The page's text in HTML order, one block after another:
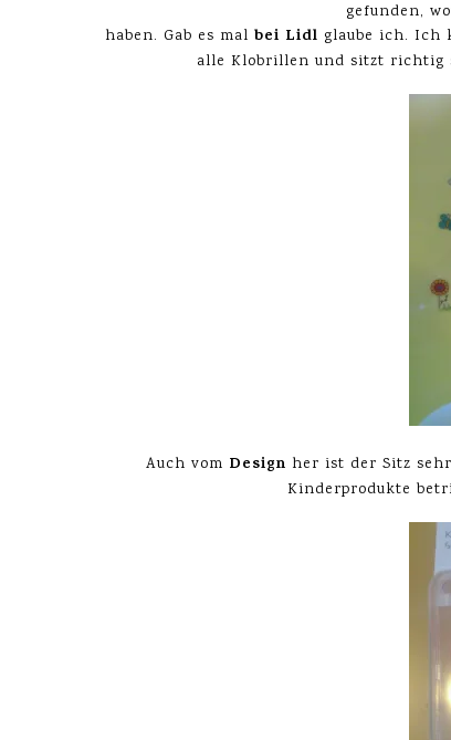
gefunden,
haben. Gab es mal bei Lidl glaube ich. Ich
alle Klobrillen und sitzt richtig
Auch vom Design her ist der Sitz
Kinderprodukte